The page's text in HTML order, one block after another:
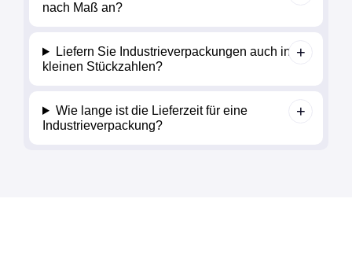
nach Maß an?
Liefern Sie Industrieverpackungen auch in
kleinen Stückzahlen?
Wie lange ist die Lieferzeit für eine
Industrieverpackung?